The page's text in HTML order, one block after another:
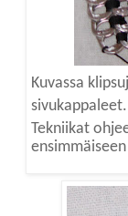
Kuvassa
sivukappaleet.
Tekniikat